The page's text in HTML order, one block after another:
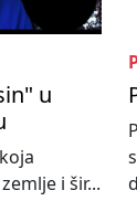
u
i šir...